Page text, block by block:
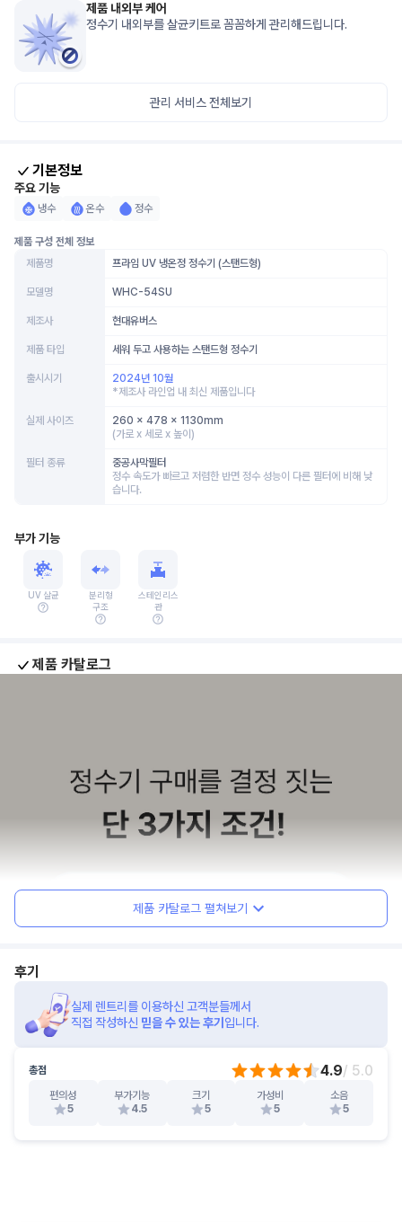
제품 내외부 케어
정수기 내외부를 살균키트로 꼼꼼하게 관리해드립니다.
관리 서비스 전체보기
기본정보
주요 기능
냉수 온수 정수
제품 구성 전체 정보
제품명
프라임 UV 냉온정 정수기 (스탠드형)
모델명 WHC-54SU
제조사 현대유버스
제품 타입 세워 두고 사용하는 스탠드형 정수기
출시시기
2024년 10월
*제조사 라인업 내 최신 제품입니다
실제 사이즈
260 x 478 x 1130mm
(가로 x 세로 x 높이)
필터 종류
중공사막필터
정수 속도가 빠르고 저렴한 반면 정수 성능이 다른 필터에 비해 낮
습니다.
부가 기능
UV 살균
분리형
구조
스테인리스
관
제품 카탈로그
제품 카탈로그 펼쳐보기
후기
실제 렌트리를 이용하신 고객분들께서
직접 작성하신 믿을 수 있는 후기 입니다.
총점 4.9/ 5.0
편의성
5
부가기능
4.5
크기
5
가성비
5
소음
5